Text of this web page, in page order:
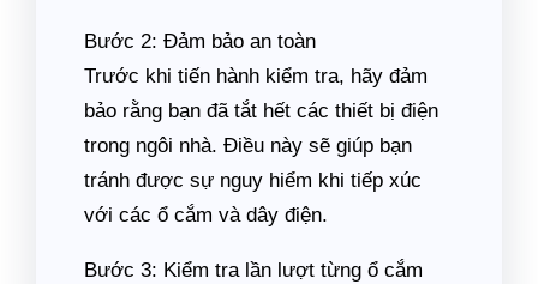
Bước 2: Đảm bảo an toàn
Trước khi tiến hành kiểm tra, hãy đảm
bảo rằng bạn đã tắt hết các thiết bị điện
trong ngôi nhà. Điều này sẽ giúp bạn
tránh được sự nguy hiểm khi tiếp xúc
với các ổ cắm và dây điện.
Bước 3: Kiểm tra lần lượt từng ổ cắm